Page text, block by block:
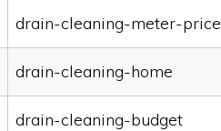
drain-cleaning-meter-price
drain-cleaning-home
drain-cleaning-budget